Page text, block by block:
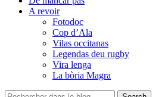
A revoir
Fotodoc
Cop d’Ala
Vilas occitanas
Legendas deu rugby
Vira lenga
La bòria Magra